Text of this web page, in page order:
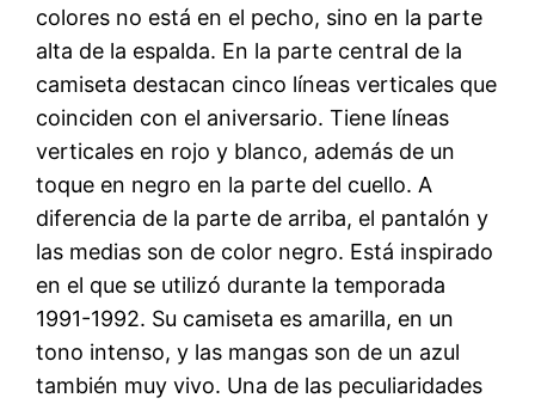
colores no está en el pecho, sino en la parte
alta de la espalda. En la parte central de la
camiseta destacan cinco líneas verticales que
coinciden con el aniversario. Tiene líneas
verticales en rojo y blanco, además de un
toque en negro en la parte del cuello. A
diferencia de la parte de arriba, el pantalón y
las medias son de color negro. Está inspirado
en el que se utilizó durante la temporada
1991-1992. Su camiseta es amarilla, en un
tono intenso, y las mangas son de un azul
también muy vivo. Una de las peculiaridades